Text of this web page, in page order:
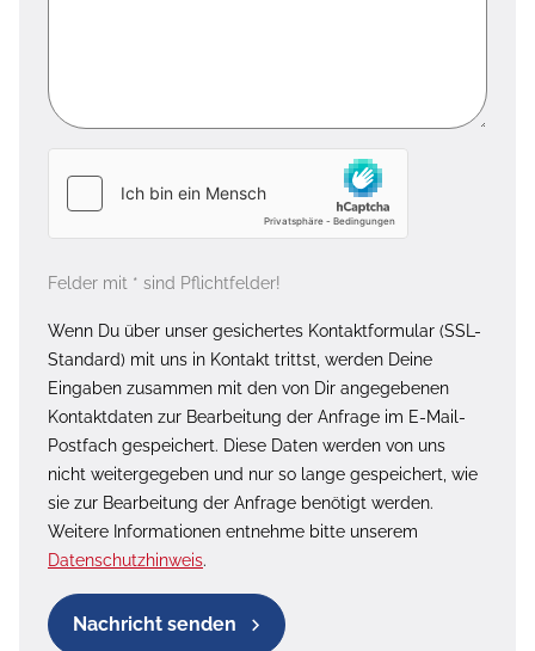
Felder mit * sind Pflichtfelder!
Wenn Du über unser gesichertes Kontaktformular (SSL-
Standard) mit uns in Kontakt trittst, werden Deine
Eingaben zusammen mit den von Dir angegebenen
Kontaktdaten zur Bearbeitung der Anfrage im E-Mail-
Postfach gespeichert. Diese Daten werden von uns
nicht weitergegeben und nur so lange gespeichert, wie
sie zur Bearbeitung der Anfrage benötigt werden.
Weitere Informationen entnehme bitte unserem
Datenschutzhinweis.
Nachricht senden